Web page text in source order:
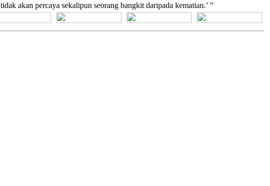
akan percaya sekalipun seorang bangkit daripada kematian.’ ”